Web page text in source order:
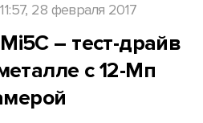
11:57, 28 февраля 2017
– тест-драйв
с 12-Мп